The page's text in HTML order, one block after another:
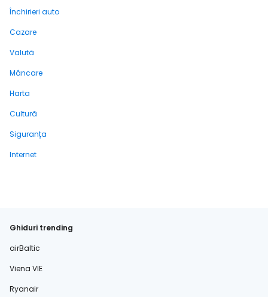
Închirieri auto
Cazare
Valută
Mâncare
Harta
Cultură
Siguranța
Internet
Ghiduri trending
airBaltic
Viena VIE
Ryanair